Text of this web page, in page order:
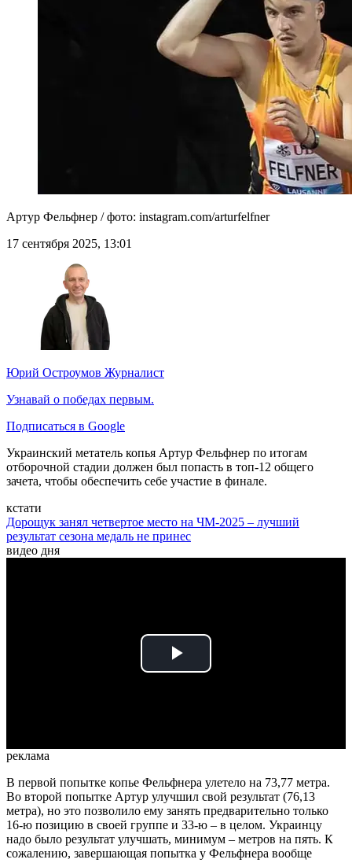
Артур Фельфнер / фото: instagram.com/arturfelfner
17 сентября 2025, 13:01
Юрий Остроумов Журналист
Узнавай о победах первым.
Подписаться в Google
Украинский метатель копья Артур Фельфнер по итогам
отборочной стадии должен был попасть в топ-12 общего
зачета, чтобы обеспечить себе участие в финале.
кстати
Дорощук занял четвертое место на ЧМ-2025 – лучший
результат сезона медаль не принес
видео дня
Play
реклама
В первой попытке копье Фельфнера улетело на 73,77 метра.
Во второй попытке Артур улучшил свой результат (76,13
метра), но это позволило ему занять предварительно только
16-ю позицию в своей группе и 33-ю – в целом. Украинцу
надо было результат улучшать, минимум – метров на пять. К
сожалению, завершающая попытка у Фельфнера вообще